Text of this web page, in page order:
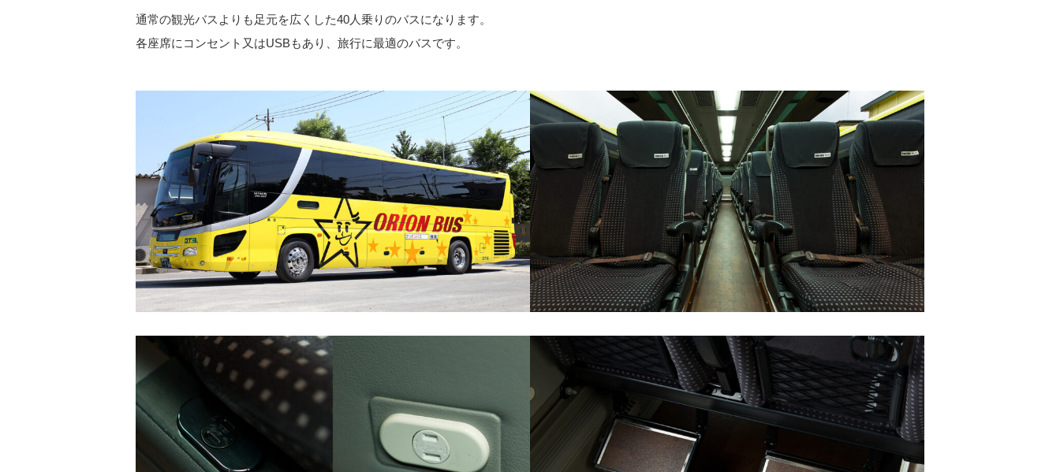
通常の観光バスよりも足元を広くした40人乗りのバスになります。
各座席にコンセント又はUSBもあり、旅行に最適のバスです。